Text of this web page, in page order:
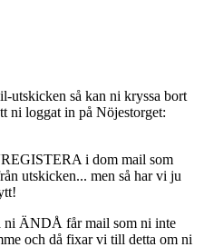
utskicken så kan ni kryssa bort
ni loggat in på Nöjestorget:
i dom mail som
utskicken... men så har vi ju
ni ÄNDÅ får mail som ni inte
och då fixar vi till detta om ni